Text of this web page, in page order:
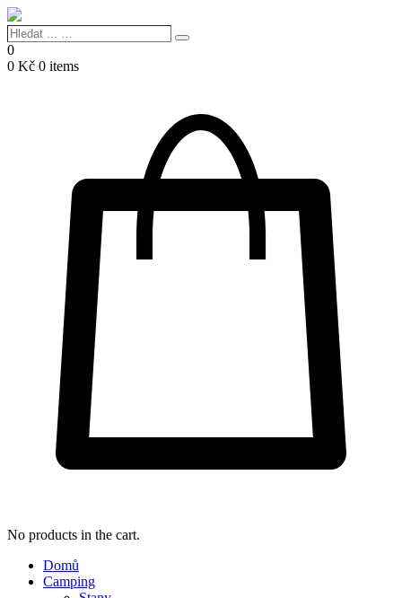
Hledat
...
…
Search
0
0 Kč 0 items
No products in the cart.
Domů
Camping